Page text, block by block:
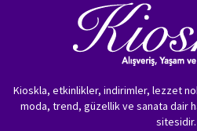
Kioskla, etkinlikler, indirimler, lezzet
moda, trend, güzellik ve sanata dair
sitesidir.